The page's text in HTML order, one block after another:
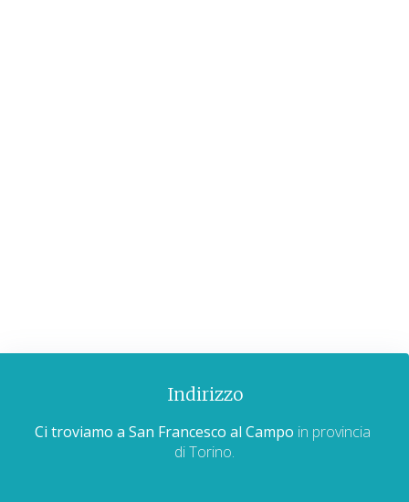
Indirizzo
Ci troviamo a San Francesco al Campo in provincia
di Torino.